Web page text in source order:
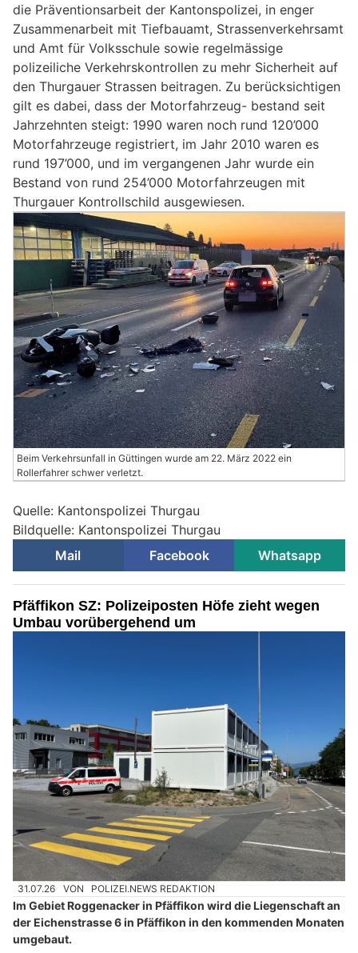
die Präventionsarbeit der Kantonspolizei, in enger
Zusammenarbeit mit Tiefbauamt, Strassenverkehrsamt
und Amt für Volksschule sowie regelmässige
polizeiliche Verkehrskontrollen zu mehr Sicherheit auf
den Thurgauer Strassen beitragen. Zu berücksichtigen
gilt es dabei, dass der Motorfahrzeug- bestand seit
Jahrzehnten steigt: 1990 waren noch rund 120’000
Motorfahrzeuge registriert, im Jahr 2010 waren es
rund 197’000, und im vergangenen Jahr wurde ein
Bestand von rund 254’000 Motorfahrzeugen mit
Thurgauer Kontrollschild ausgewiesen.
Beim Verkehrsunfall in Güttingen wurde am 22. März 2022 ein
Rollerfahrer schwer verletzt.
Quelle: Kantonspolizei Thurgau
Bildquelle: Kantonspolizei Thurgau
Mail
Facebook Whatsapp
Pfäffikon SZ: Polizeiposten Höfe zieht wegen
Umbau vorübergehend um
31.07.26 VON POLIZEI.NEWS REDAKTION
Im Gebiet Roggenacker in Pfäffikon wird die Liegenschaft an
der Eichenstrasse 6 in Pfäffikon in den kommenden Monaten
umgebaut.